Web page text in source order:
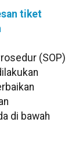
tiket
(SOP)
di bawah